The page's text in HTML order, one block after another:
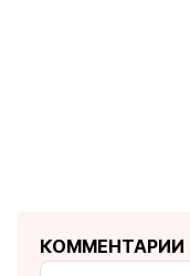
КОММЕНТАРИИ